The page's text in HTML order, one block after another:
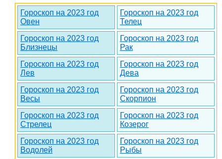
Гороскоп на 2023 год
Овен
Гороскоп на 2023 год
Телец
Гороскоп на 2023 год
Близнецы
Гороскоп на 2023 год
Рак
Гороскоп на 2023 год
Лев
Гороскоп на 2023 год
Дева
Гороскоп на 2023 год
Весы
Гороскоп на 2023 год
Скорпион
Гороскоп на 2023 год
Стрелец
Гороскоп на 2023 год
Козерог
Гороскоп на 2023 год
Водолей
Гороскоп на 2023 год
Рыбы